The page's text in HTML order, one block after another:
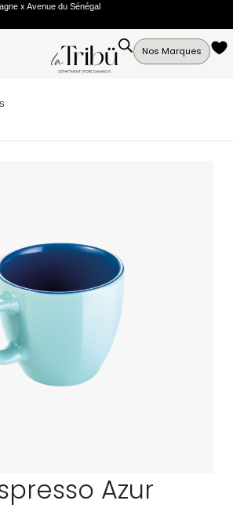
x Avenue du Sénégal
Nos Marques
Azur